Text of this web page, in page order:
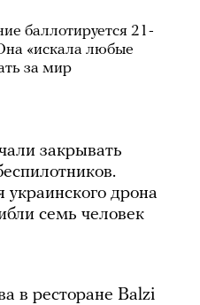
баллотируется 21-
«искала любые
за мир
закрывать
украинского дрона
семь человек
в ресторане Balzi